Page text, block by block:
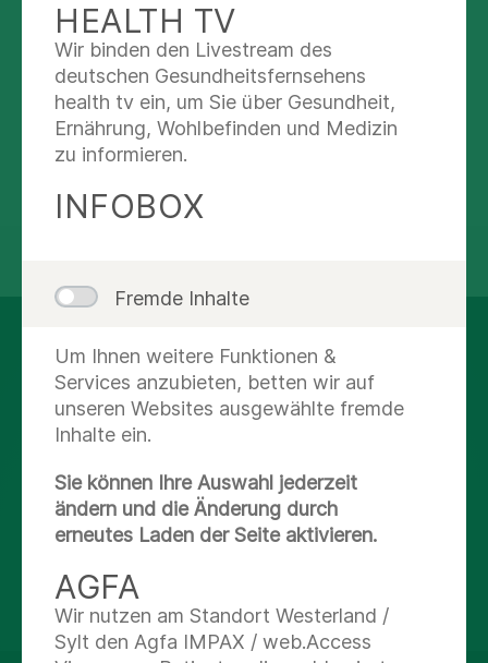
Nachricht schreiben
+49 (2241) 249-402
AUF DEM LAUFENDEN
BLEIBEN
X
Youtube
HEALTH TV
Wir binden den Livestream des
deutschen Gesundheitsfernsehens
health tv ein, um Sie über Gesundheit,
Ernährung, Wohlbefinden und Medizin
zu informieren.
INFOBOX
Fremde Inhalte
Um Ihnen weitere Funktionen &
Services anzubieten, betten wir auf
unseren Websites ausgewählte fremde
Inhalte ein.
Sie können Ihre Auswahl jederzeit
ändern und die Änderung durch
erneutes Laden der Seite aktivieren.
AGFA
Wir nutzen am Standort Westerland /
Sylt den Agfa IMPAX / web.Access